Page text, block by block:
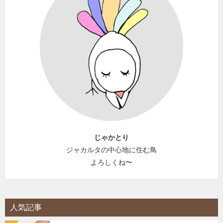
じゃかとり
ジャカルタの中心地に住む鳥
よろしくね〜
人気記事